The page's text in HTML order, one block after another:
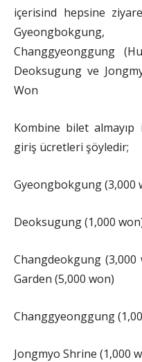
içerisind hepsine
Changgyeonggung
Deoksugung ve
Won
Kombine bilet
giriş ücretleri şöyledir;
Gyeongbokgung (3,000
Deoksugung (1,000
Changdeokgung
Garden (5,000 won)
Changgyeonggung
Jongmyo Shrine (1,000